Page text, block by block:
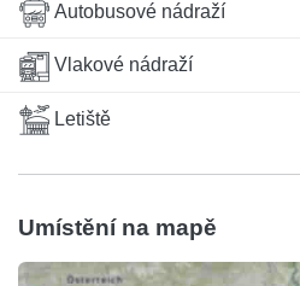
Autobusové nádraží
Vlakové nádraží
Letiště
Umístění na mapě